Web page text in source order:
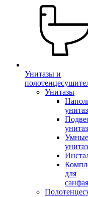
Унитазы и
Унитазы
Умные
для